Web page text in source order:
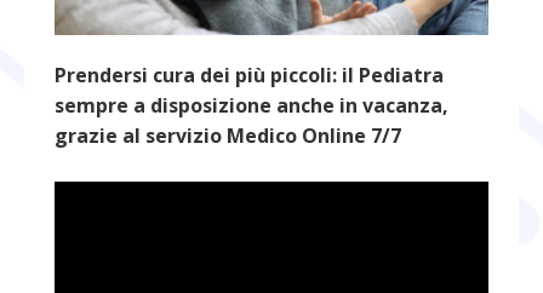
Prendersi cura dei più piccoli: il Pediatra
sempre a disposizione anche in vacanza,
grazie al servizio Medico Online 7/7